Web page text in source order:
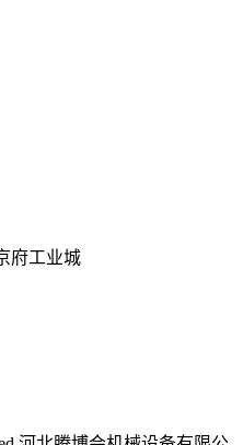
府工业城